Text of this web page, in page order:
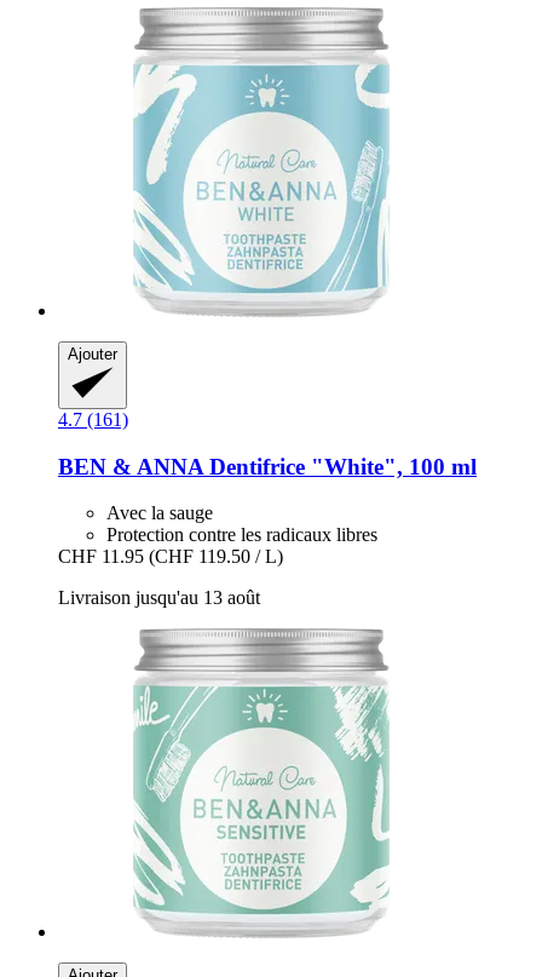
Ajouter
4.7 (161)
BEN & ANNA Dentifrice "White", 100 ml
Avec la sauge
Protection contre les radicaux libres
CHF 11.95 (CHF 119.50 / L)
Livraison jusqu'au 13 août